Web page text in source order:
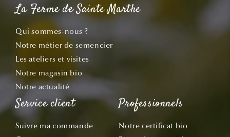
La Ferme de Sainte Marthe
Qui sommes-nous ?
Notre métier de semencier
Les ateliers et visites
Notre magasin bio
Notre actualité
Service client
Suivre ma commande
Professionnels
Notre certificat bio